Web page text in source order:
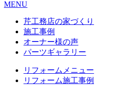
MENU
芹工務店の家づくり
施工事例
オーナー様の声
パーツギャラリー
リフォームメニュー
リフォーム施工事例